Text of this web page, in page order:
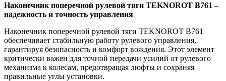
Наконечник поперечной рулевой тяги TEKNOROT B761 –
надежность и точность управления
Наконечник поперечной рулевой тяги TEKNOROT B761
обеспечивает стабильную работу рулевого управления,
гарантируя безопасность и комфорт вождения. Этот элемент
критически важен для точной передачи усилий от рулевого
механизма к колесам, предотвращая люфты и сохраняя
правильные углы установки.